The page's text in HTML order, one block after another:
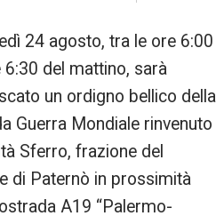
24 agosto, tra le ore 6:00
6:30 del mattino, sarà
un ordigno bellico della
Guerra Mondiale rinvenuto
Sferro, frazione del
di Paternò in prossimità
A19 “Palermo-